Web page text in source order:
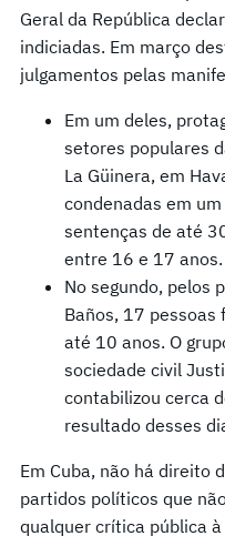
Geral da República
indiciadas. Em março
julgamentos pelas
Em um deles,
setores populares
La Güinera, em
condenadas em
sentenças de até
entre 16 e 17 anos.
No segundo, pelos
Baños, 17 pessoas
até 10 anos. O
sociedade civil
contabilizou cerca
resultado desses
Em Cuba, não há direito
partidos políticos que
qualquer crítica pública